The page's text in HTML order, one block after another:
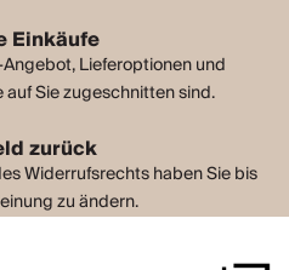
Einkäufe
Lieferoptionen und
Sie zugeschnitten sind.
zurück
Widerrufsrechts haben Sie bis
zu ändern.